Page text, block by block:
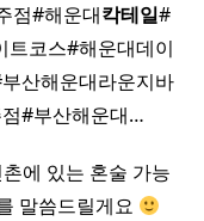
점#해운대칵테일#
코스#해운대데이
산해운대라운지바
#부산해운대…
에 있는 혼술 가능
말씀드릴게요